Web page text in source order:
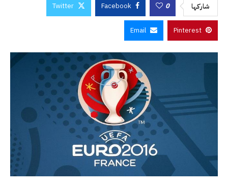
شاركها 0
Facebook
Twitter
Pinterest
Email